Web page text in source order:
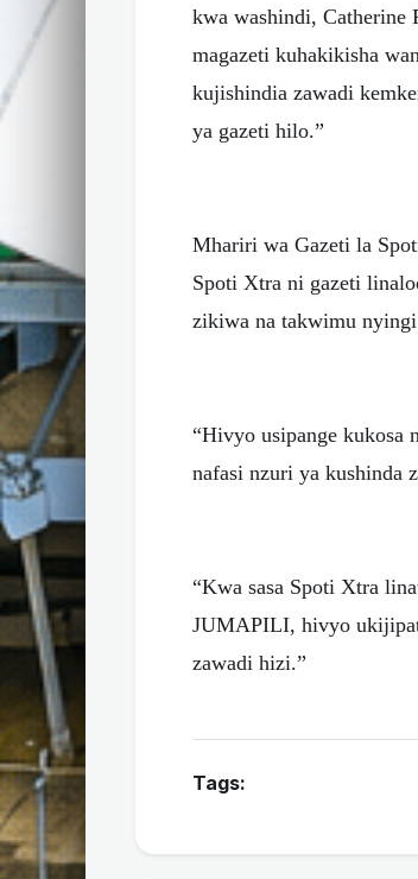
kwa washindi, Catherine
magazeti kuhakikisha
kujishindia zawadi
ya gazeti hilo.”
Mhariri wa Gazeti la
Spoti Xtra ni gazeti
zikiwa na takwimu
“Hivyo usipange kukosa
nafasi nzuri ya kushinda
“Kwa sasa Spoti Xtra
JUMAPILI, hivyo
zawadi hizi.”
Tags: